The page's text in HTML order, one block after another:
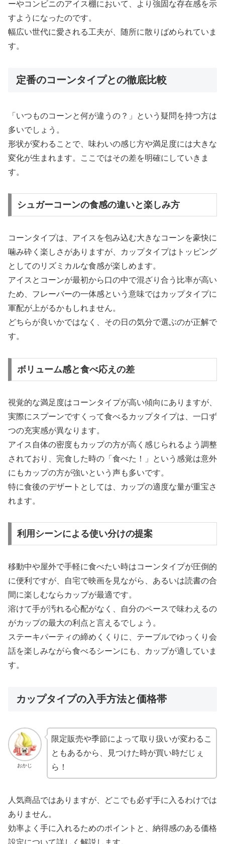
ーやコンビニのアイス棚において、より強固な存在感を示
すようになったのです。
幅広い世代に愛される工夫が、随所に散りばめられていま
す。
定番のコーンタイプとの徹底比較
「いつものコーンと何が違うの？」という疑問を持つ方は
多いでしょう。
形状が変わることで、味わいの感じ方や満足度には大きな
変化が生まれます。ここではその差を明確にしていきま
す。
シュガーコーンの食感の違いと楽しみ方
コーンタイプは、アイスを包み込む大きなコーンを豪快に
噛み砕く楽しさがありますが、カップタイプはトッピング
としてのリズミカルな食感が楽しめます。
アイスとコーンが最初から口の中で混ざり合う比率が高い
ため、フレーバーの一体感という意味ではカップタイプに
軍配が上がるかもしれません。
どちらが良いかではなく、その日の気分で選ぶのが正解で
す。
ボリューム感と食べ応えの差
視覚的な満足度はコーンタイプが高い傾向にありますが、
実際にスプーンですくって食べるカップタイプは、一口ず
つの充実感が異なります。
アイス自体の密度もカップの方が高く感じられるよう調整
されており、完食した時の「食べた！」という感覚は意外
にもカップの方が強いという声も多いです。
特に食後のデザートとしては、カップの適度な量が重宝さ
れます。
利用シーンによる使い分けの提案
移動中や屋外で手軽に食べたい時はコーンタイプが圧倒的
に便利ですが、自宅で映画を見ながら、あるいは読書の合
間に楽しむならカップが最適です。
溶けて手が汚れる心配がなく、自分のペースで味わえるの
がカップの最大の利点と言えるでしょう。
ステーキパーティの締めくくりに、テーブルでゆっくり会
話を楽しみながら食べるシーンにも、カップが適していま
す。
カップタイプの入手方法と価格帯
おかじ
限定販売や季節によって取り扱いが変わるこ
ともあるから、見つけた時が買い時だじぇ
ら！
人気商品ではありますが、どこでも必ず手に入るわけでは
ありません。
効率よく手に入れるためのポイントと、納得感のある価格